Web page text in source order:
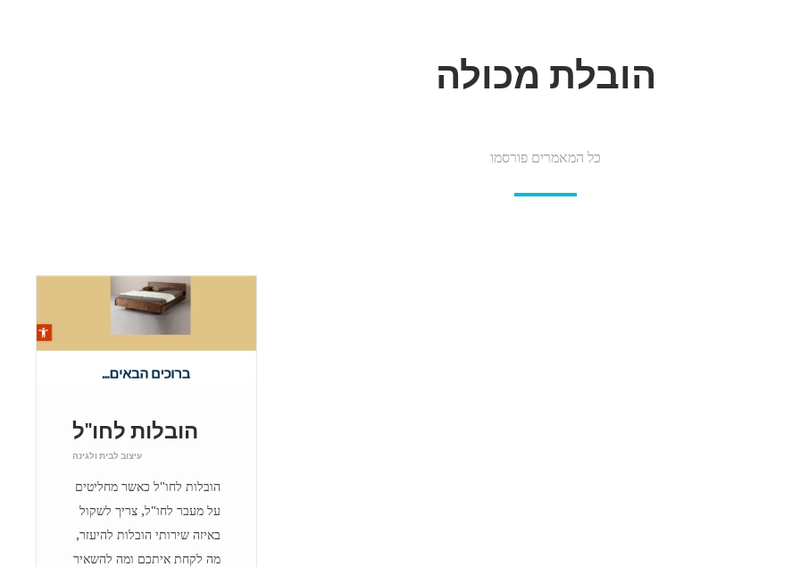
הובלת מכולה
כל המאמרים פורסמו
הובלות לחו"ל
עיצוב לבית ולגינה
הובלות לחו"ל כאשר מחליטים
על מעבר לחו"ל, צריך לשקול
באיזה שירותי הובלות להיעזר,
מה לקחת איתכם ומה להשאיר